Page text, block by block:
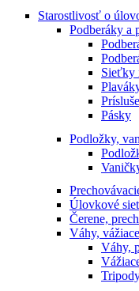
Starostlivosť o
Podberáky a
Sieťky
Pásky
Podložky,
Úlovkové
Čerene,
Váhy,
Váhy,